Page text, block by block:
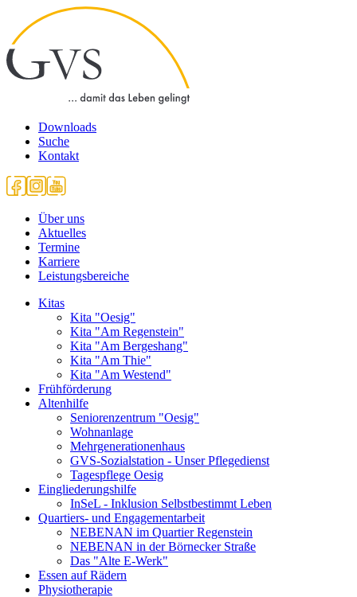
Downloads
Suche
Kontakt
Über uns
Aktuelles
Termine
Karriere
Leistungsbereiche
Kitas
Kita "Oesig"
Kita "Am Regenstein"
Kita "Am Bergeshang"
Kita "Am Thie"
Kita "Am Westend"
Frühförderung
Altenhilfe
Seniorenzentrum "Oesig"
Wohnanlage
Mehrgenerationenhaus
GVS-Sozialstation - Unser Pflegedienst
Tagespflege Oesig
Eingliederungshilfe
InSeL - Inklusion Selbstbestimmt Leben
Quartiers- und Engagementarbeit
NEBENAN im Quartier Regenstein
NEBENAN in der Börnecker Straße
Das "Alte E-Werk"
Essen auf Rädern
Physiotherapie